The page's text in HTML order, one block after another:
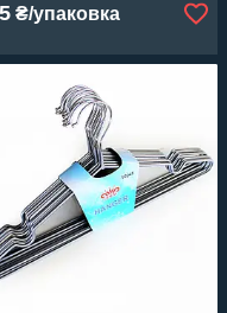
₴/упаковка